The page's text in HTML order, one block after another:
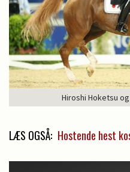
Hiroshi Hoketsu
LÆS OGSÅ: Hostende hest